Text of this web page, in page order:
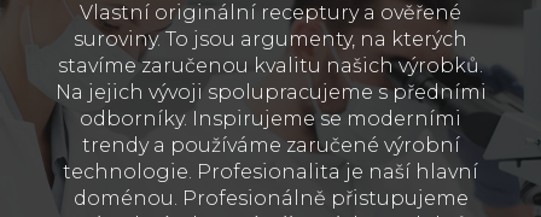
Vlastní originální receptury a ověřené
suroviny. To jsou argumenty, na kterých
stavíme zaručenou kvalitu našich výrobků.
Na jejich vývoji spolupracujeme s předními
odborníky. Inspirujeme se moderními
trendy a používáme zaručené výrobní
technologie. Profesionalita je naší hlavní
doménou. Profesionálně přistupujeme